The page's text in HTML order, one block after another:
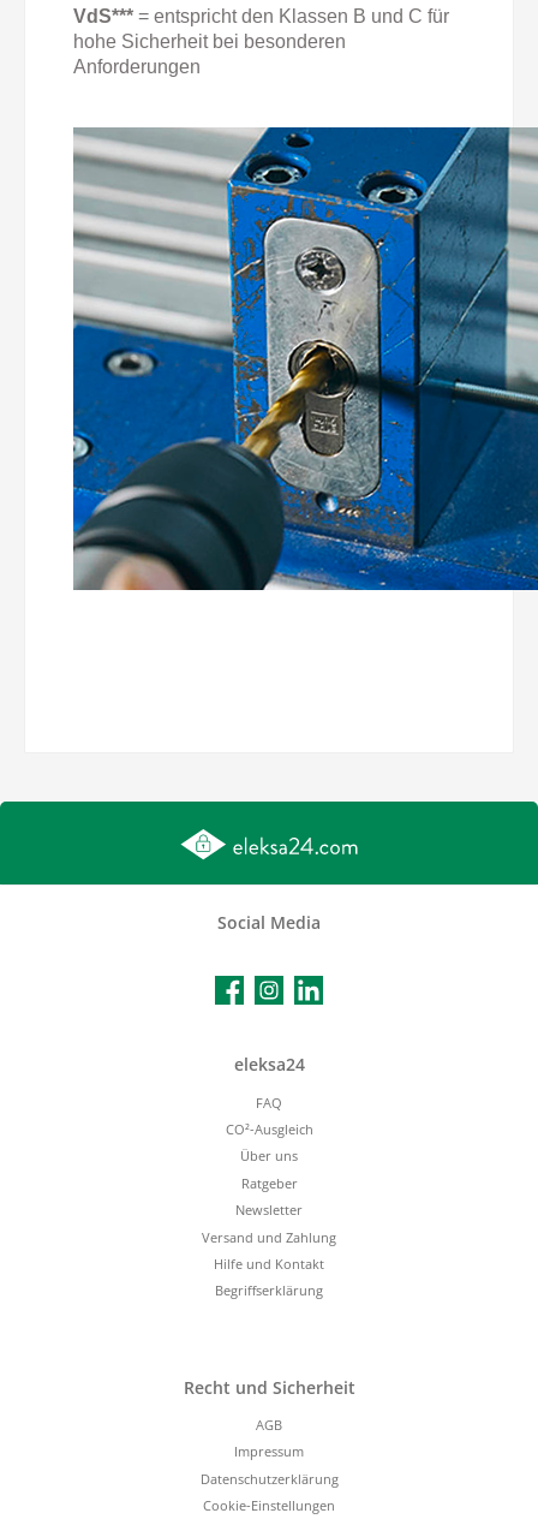
VdS*** = entspricht den Klassen B und C für
hohe Sicherheit bei besonderen
Anforderungen
Social Media
FacebookInstagramLinkedIn
eleksa24
FAQ
CO²-Ausgleich
Über uns
Ratgeber
Newsletter
Versand und Zahlung
Hilfe und Kontakt
Begriffserklärung
Recht und Sicherheit
AGB
Impressum
Datenschutzerklärung
Cookie-Einstellungen